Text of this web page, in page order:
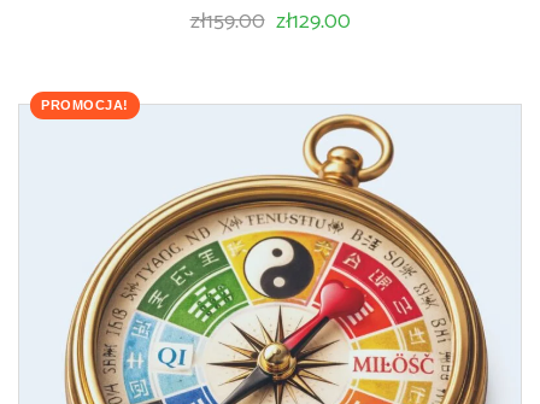
zł159.00 zł129.00
PROMOCJA!